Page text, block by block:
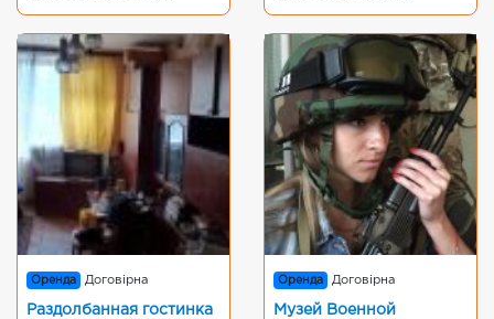
Оренда Договірна
Раздолбанная гостинка
Оренда Договірна
Музей Военной